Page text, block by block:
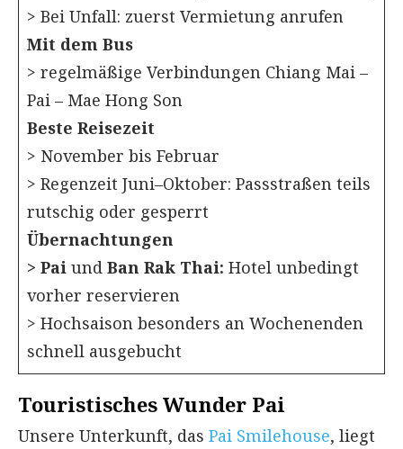
> Bei Unfall: zuerst Vermietung anrufen
Mit dem Bus
> regelmäßige Verbindungen Chiang Mai –
Pai – Mae Hong Son
Beste Reisezeit
> November bis Februar
> Regenzeit Juni–Oktober: Passstraßen teils
rutschig oder gesperrt
Übernachtungen
> Pai und Ban Rak Thai: Hotel unbedingt
vorher reservieren
> Hochsaison besonders an Wochenenden
schnell ausgebucht
Touristisches Wunder Pai
Unsere Unterkunft, das Pai Smilehouse, liegt